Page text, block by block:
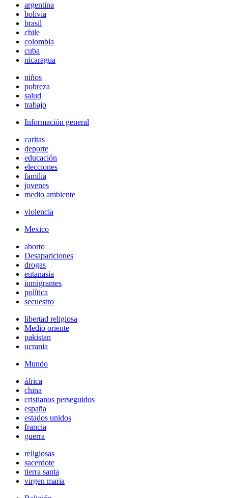
argentina
bolivia
brasil
chile
colombia
cuba
nicaragua
niños
pobreza
salud
trabajo
Información general
caritas
deporte
educación
elecciones
familia
jovenes
medio ambiente
violencia
Mexico
aborto
Desapariciones
drogas
eutanasia
inmigrantes
política
secuestro
libertad religiosa
Medio oriente
pakistan
ucrania
Mundo
áfrica
china
cristianos perseguidos
españa
estados unidos
francia
guerra
religiosas
sacerdote
tierra santa
virgen maria